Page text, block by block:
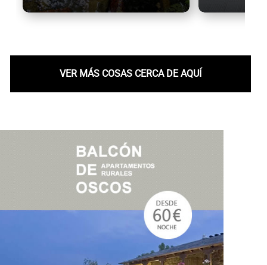
VER MÁS COSAS CERCA DE AQUÍ